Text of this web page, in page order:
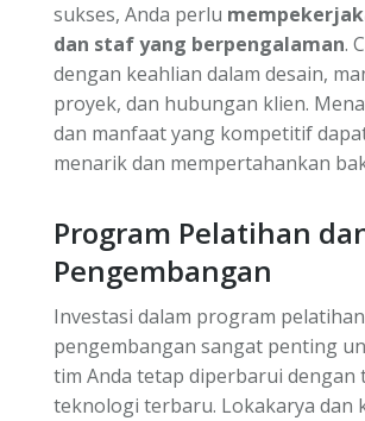
sukses, Anda perlu
dan staf yang berpengalaman.
dengan keahlian dalam desain,
proyek, dan hubungan klien.
dan manfaat yang kompetitif
menarik dan mempertahankan
Program Pelatihan
Pengembangan
Investasi dalam program
pengembangan sangat penting
tim Anda tetap diperbarui dengan
teknologi terbaru. Lokakarya dan